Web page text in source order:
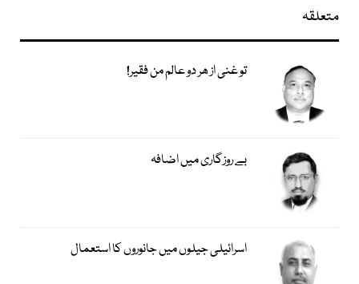
متعلقہ
تو غنی از ھر دو عالم من فقیر!
بے روزگاری میں اضافہ
اسرائیلی جیلوں میں جانوروں کا استعمال